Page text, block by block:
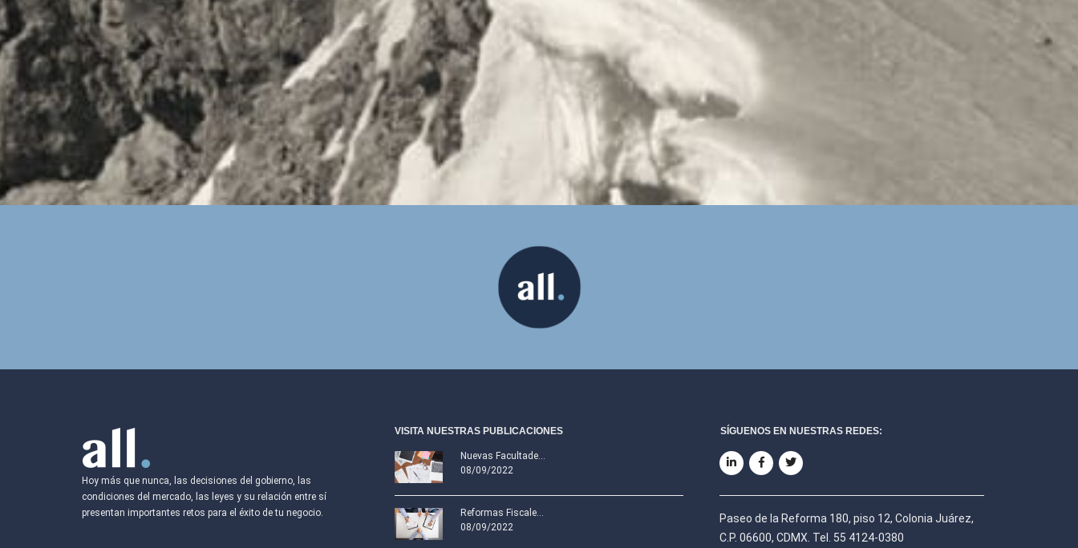
Hoy más que nunca, las decisiones del gobierno, las
condiciones del mercado, las leyes y su relación entre sí
presentan importantes retos para el éxito de tu negocio.
VISITA NUESTRAS PUBLICACIONES
Nuevas Facultade...
08/09/2022
Reformas Fiscale...
08/09/2022
SÍGUENOS EN NUESTRAS REDES:
Paseo de la Reforma 180, piso 12, Colonia Juárez,
C.P. 06600, CDMX. Tel. 55 4124-0380